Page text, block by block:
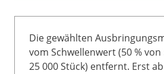
Die gewählten
vom Schwellenwert (50 % von
25 000 Stück) entfernt. Erst